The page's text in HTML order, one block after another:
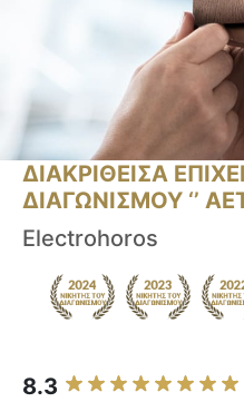
ΔΙΑΚΡΙΘΕΙΣΑ
ΔΙΑΓΩΝΙΣΜΟΥ ‘’
Electrohoros
8.3